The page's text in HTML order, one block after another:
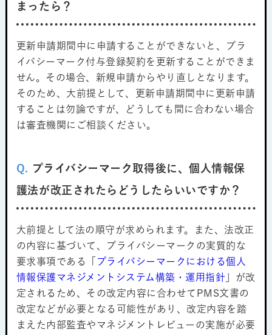
まったら？
更新申請期間中に申請することができないと、プラ
イバシーマーク付与登録契約を更新することができま
せん。その場合、新規申請からやり直しとなります。
そのため、大前提として、更新申請期間中に更新申請
することは勿論ですが、どうしても間に合わない場合
は審査機関にご相談ください。
Q. プライバシーマーク取得後に、個人情報保
護法が改正されたらどうしたらいいですか？
大前提として法の順守が求められます。また、法改正
の内容に基づいて、プライバシーマークの実質的な
要求事項である「
プライバシーマークにおける個人
情報保護マネジメントシステム構築・運用指針 」が改
定されるため、その改定内容に合わせてPMS文書の
改定などが必要となる可能性があり、改定内容を踏
まえた内部監査やマネジメントレビューの実施が必要